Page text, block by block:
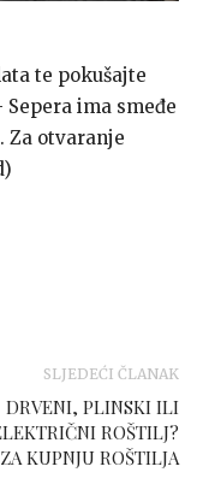
te pokušajte
ima smeđe
Za otvaranje
SLJEDEĆI ČLANAK
DRVENI, PLINSKI ILI
ROŠTILJ?
KUPNJU ROŠTILJA